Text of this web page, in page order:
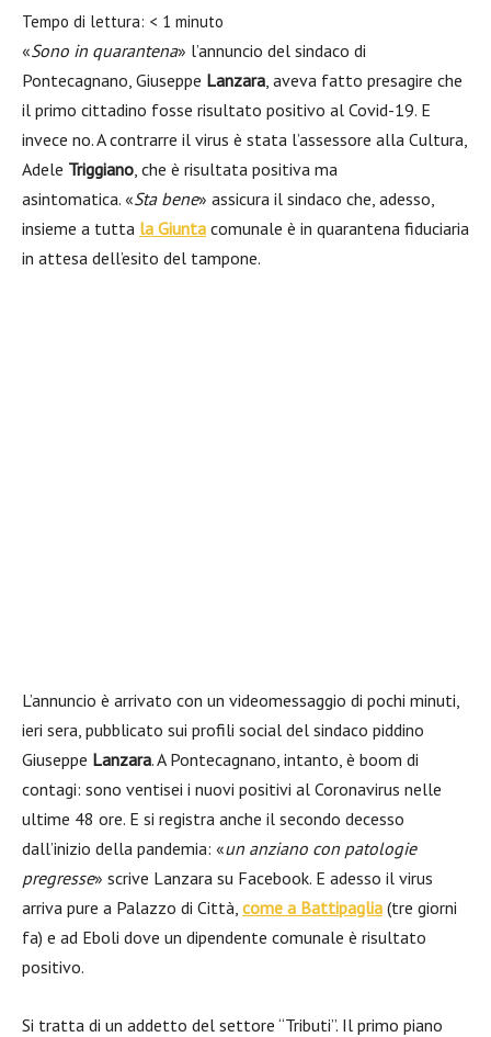
Tempo di lettura: < 1 minuto
«Sono in quarantena» l’annuncio del sindaco di
Pontecagnano, Giuseppe Lanzara, aveva fatto presagire che
il primo cittadino fosse risultato positivo al Covid-19. E
invece no. A contrarre il virus è stata l’assessore alla Cultura,
Adele Triggiano, che è risultata positiva ma
asintomatica. «Sta bene» assicura il sindaco che, adesso,
insieme a tutta la Giunta comunale è in quarantena fiduciaria
in attesa dell’esito del tampone.
L’annuncio è arrivato con un videomessaggio di pochi minuti,
ieri sera, pubblicato sui profili social del sindaco piddino
Giuseppe Lanzara. A Pontecagnano, intanto, è boom di
contagi: sono ventisei i nuovi positivi al Coronavirus nelle
ultime 48 ore. E si registra anche il secondo decesso
dall’inizio della pandemia: «un anziano con patologie
pregresse» scrive Lanzara su Facebook. E adesso il virus
arriva pure a Palazzo di Città, come a Battipaglia (tre giorni
fa) e ad Eboli dove un dipendente comunale è risultato
positivo.
Si tratta di un addetto del settore “Tributi”. Il primo piano